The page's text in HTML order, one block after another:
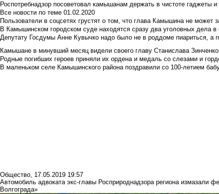
Роспотребнадзор посоветовал камышанам держать в чистоте гаджеты
Все новости по теме 01.02.2020
Пользователи в соцсетях грустят о том, что глава Камышина не может
В Камышинском городском суде находятся сразу два уголовных дела
Депутату Госдумы Анне Кувычко надо было не в роддоме пиариться, а
Камышане в минувший месяц видели своего главу Станислава Зинченко
Родные погибших героев приняли их ордена и медаль со слезами и
В маленьком селе Камышинского района поздравили со 100-летием
Общество, 17.05.2019 19:57
Автомобиль адвоката экс-главы Росприроднадзора региона измазали
Волгограда»